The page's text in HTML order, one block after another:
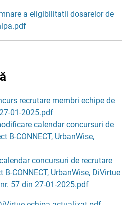
a eligibilitatii dosarelor de
recrutare membri echipe de
01-2025.pdf
calendar concursuri de
B-CONNECT, UrbanWise,
concursuri de recrutare
CONNECT, UrbanWise, DiVirtue
57 din 27-01-2025.pdf